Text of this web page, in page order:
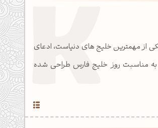
از مهمترین خلیج های دنیاست، ادعای
مناسبت روز خلیج فارس طراحی شده